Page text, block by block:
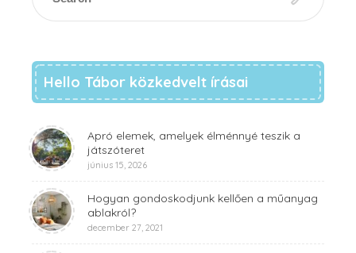
Hello Tábor közkedvelt írásai
Apró elemek, amelyek élménnyé teszik a
játszóteret
június 15, 2026
Hogyan gondoskodjunk kellően a műanyag
ablakról?
december 27, 2021